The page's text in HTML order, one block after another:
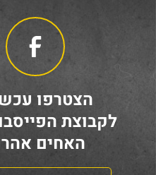
הצטרפו
לקבוצת
האחים